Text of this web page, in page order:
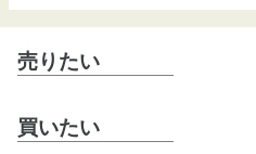
売りたい
買いたい